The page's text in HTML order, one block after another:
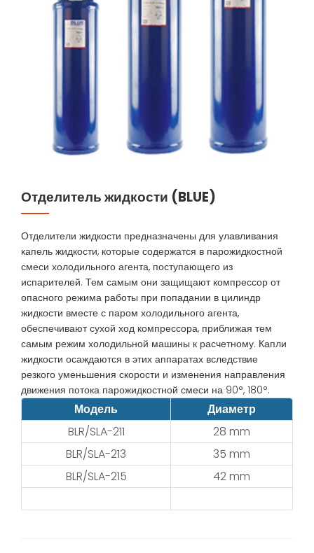
Отделитель жидкости (BLUE)
Отделители жидкости предназначены для улавливания
капель жидкости, которые содержатся в парожидкостной
смеси холодильного агента, поступающего из
испарителей. Тем самым они защищают компрессор от
опасного режима работы при попадании в цилиндр
жидкости вместе с паром холодильного агента,
обеспечивают сухой ход компрессора, приближая тем
самым режим холодильной машины к расчетному. Капли
жидкости осаждаются в этих аппаратах вследствие
резкого уменьшения скорости и изменения направления
движения потока парожидкостной смеси на 90°, 180°.
Модель
Диаметр
BLR/SLA-211
28 mm
BLR/SLA-213
35 mm
BLR/SLA-215
42 mm